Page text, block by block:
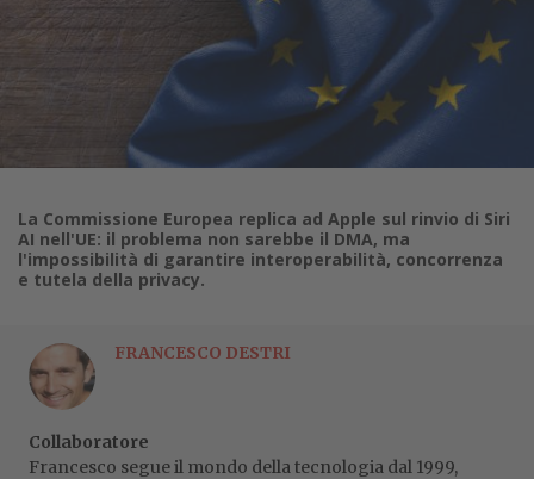
La Commissione Europea replica ad Apple sul rinvio di Siri
AI nell'UE: il problema non sarebbe il DMA, ma
l'impossibilità di garantire interoperabilità, concorrenza
e tutela della privacy.
FRANCESCO DESTRI
Collaboratore
Francesco segue il mondo della tecnologia dal 1999,